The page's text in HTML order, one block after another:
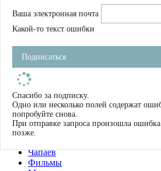
Школа
Устав
Фильмы
Имена
Тэги
О нас
Журнал
Книги
Чапаев
Фильмы
Ваша электронная почта
Какой-то текст ошибки
Подписаться
Спасибо за подписку.
Одно или несколько полей содержат
попробуйте снова.
При отправке запроса произошла
позже.